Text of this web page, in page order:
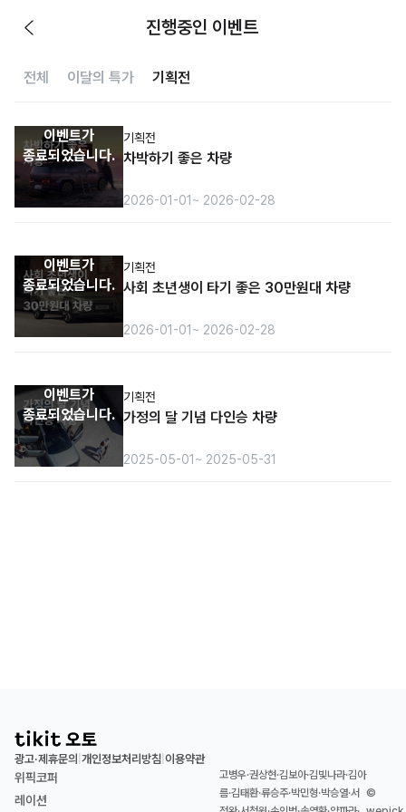
진행중인 이벤트
전체 이달의 특가 기획전
이벤트가
종료되었습니다.
기획전
차박하기 좋은 차량
2026-01-01 ~ 2026-02-28
이벤트가
종료되었습니다.
기획전
사회 초년생이 타기 좋은 30만원대 차량
2026-01-01 ~ 2026-02-28
이벤트가
종료되었습니다.
기획전
가정의 달 기념 다인승 차량
2025-05-01 ~ 2025-05-31
광고·제휴문의 개인정보처리방침 이용약관
위픽코퍼
레이션
고병우·권상현·김보아·김빛나라·김아
름·김태환·류승주·박민형·박승열·서
©